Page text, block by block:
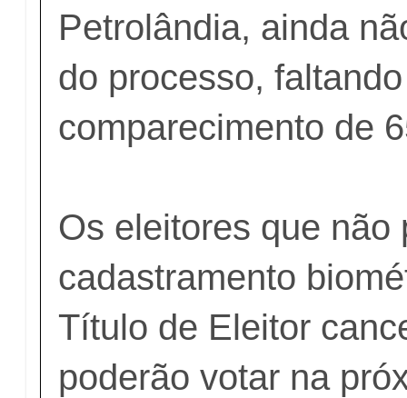
Petrolândia, ainda
do processo,
comparecimento de
Os eleitores que não
cadastramento
Título de Eleitor
poderão votar na